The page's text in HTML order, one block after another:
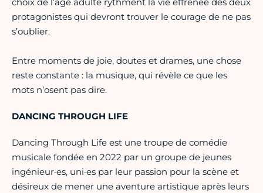
choix de l’âge adulte rythment la vie effrénée des deux
protagonistes qui devront trouver le courage de ne pas
s’oublier.
Entre moments de joie, doutes et drames, une chose
reste constante : la musique, qui révèle ce que les
mots n’osent pas dire.
DANCING THROUGH LIFE
Dancing Through Life est une troupe de comédie
musicale fondée en 2022 par un groupe de jeunes
ingénieur·es, uni·es par leur passion pour la scène et
désireux de mener une aventure artistique après leurs